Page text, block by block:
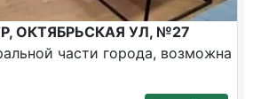
ОКТЯБРЬСКАЯ УЛ, №27
части города, возможна